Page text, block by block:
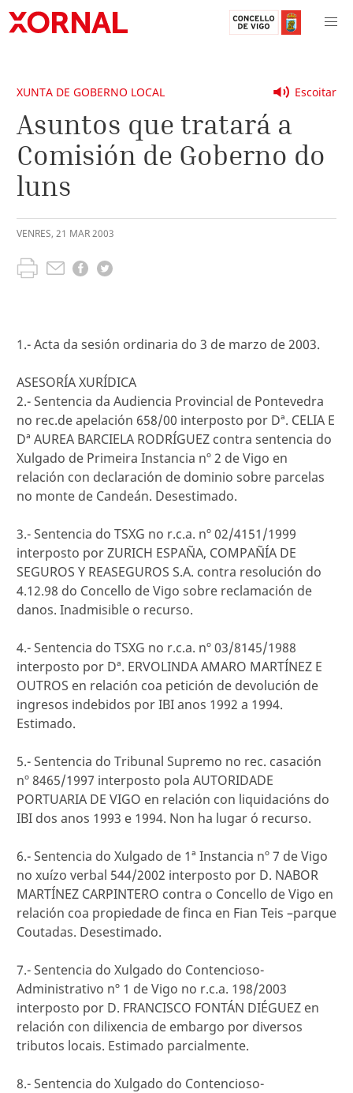
Escoitar
XUNTA DE GOBERNO LOCAL
Asuntos que tratará a
Comisión de Goberno do
luns
VENRES, 21 MAR2003
1.- Acta da sesión ordinaria do 3 de marzo de 2003.
ASESORÍA XURÍDICA
2.- Sentencia da Audiencia Provincial de Pontevedra
no rec.de apelación 658/00 interposto por Dª. CELIA E
Dª AUREA BARCIELA RODRÍGUEZ contra sentencia do
Xulgado de Primeira Instancia nº 2 de Vigo en
relación con declaración de dominio sobre parcelas
no monte de Candeán. Desestimado.
3.- Sentencia do TSXG no r.c.a. nº 02/4151/1999
interposto por ZURICH ESPAÑA, COMPAÑÍA DE
SEGUROS Y REASEGUROS S.A. contra resolución do
4.12.98 do Concello de Vigo sobre reclamación de
danos. Inadmisible o recurso.
4.- Sentencia do TSXG no r.c.a. nº 03/8145/1988
interposto por Dª. ERVOLINDA AMARO MARTÍNEZ E
OUTROS en relación coa petición de devolución de
ingresos indebidos por IBI anos 1992 a 1994.
Estimado.
5.- Sentencia do Tribunal Supremo no rec. casación
nº 8465/1997 interposto pola AUTORIDADE
PORTUARIA DE VIGO en relación con liquidacións do
IBI dos anos 1993 e 1994. Non ha lugar ó recurso.
6.- Sentencia do Xulgado de 1ª Instancia nº 7 de Vigo
no xuízo verbal 544/2002 interposto por D. NABOR
MARTÍNEZ CARPINTERO contra o Concello de Vigo en
relación coa propiedade de finca en Fian Teis –parque
Coutadas. Desestimado.
7.- Sentencia do Xulgado do Contencioso-
Administrativo nº 1 de Vigo no r.c.a. 198/2003
interposto por D. FRANCISCO FONTÁN DIÉGUEZ en
relación con dilixencia de embargo por diversos
tributos locais. Estimado parcialmente.
8.- Sentencia do Xulgado do Contencioso-